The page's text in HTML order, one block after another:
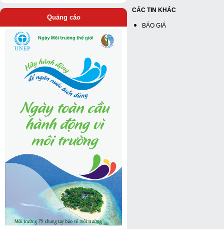
Quảng cáo
CÁC TIN KHÁC
BÁO GIÁ